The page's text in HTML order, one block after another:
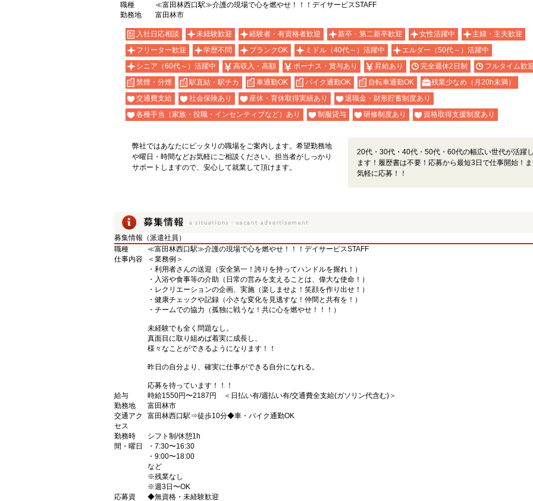
職種
≪富田林西口駅≫介護の現場で心を燃やせ！！！デイサービスSTAFF
勤務地
富田林市
入社日応相談 未経験歓迎 経験者・有資格者歓迎 新卒・第二新卒歓迎 女性活躍中
主婦・主夫歓迎
フリーター歓迎
学歴不問 ブランクOK ミドル（40代～）活躍中
エルダー（50代～）活躍中
シニア（60代～）活躍中
高収入・高額 ボーナス・賞与あり 昇給あり 完全週休2日制
フルタイム歓
禁煙・分煙
駅直結・駅チカ 車通勤OK バイク通勤OK 自転車通勤OK
残業少なめ（月20h未満）
交通費支給
社会保険あり 産休・育休取得実績あり
退職金・財形貯蓄制度あり
各種手当（家族・役職・インセンティブなど）あり
制服貸与 研修制度あり 資格取得支援制度あり
弊社ではあなたにピッタリの職場をご案内します。希望勤務地
や曜日・時間などお気軽にご相談ください。担当者がしっかり
サポートしますので、安心して就業して頂けます。
20代・30代・40代・50代・60代の幅広い世代が活躍
ます！履歴書は不要！応募から最短3日で仕事開始！
気軽に応募！！
募集情報（派遣社員）
職種
≪富田林西口駅≫介護の現場で心を燃やせ！！！デイサービスSTAFF
仕事内容
＜業務例＞
・利用者さんの送迎（安全第一！誇りを持ってハンドルを握れ！）
・入浴や食事等の介助（日常の営みを支えることは、偉大な使命！）
・レクリエーションの企画、実施（楽しませよ！笑顔を作り出せ！）
・健康チェックや記録（小さな変化を見逃すな！仲間と共有を！）
・チームでの協力（孤独に戦うな！共に心を燃やせ！！！）
未経験でも全く問題なし。
真面目に取り組めば着実に成長し、
様々なことができるようになります！！
昨日の自分より、確実に仕事ができる自分になれる。
応募を待っています！！！
給与
時給1550円〜2187円 ＜日払い有/週払い有/交通費全支給(ガソリン代含む)＞
勤務地
富田林市
交通アク
セス
富田林西口駅⇒徒歩10分◆車・バイク通勤OK
勤務時
間・曜日
シフト制/休憩1h
・7:30〜16:30
・9:00〜18:00
など
※残業なし
※週3日〜OK
応募資
◆無資格・未経験歓迎